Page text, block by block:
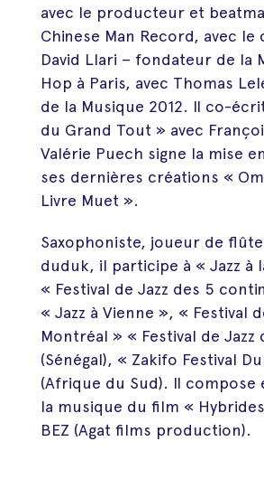
avec le producteur et
Chinese Man Record, avec le
David Llari – fondateur de la
Hop à Paris, avec Thomas
de la Musique 2012. Il co-
du Grand Tout » avec
Valérie Puech signe la mise
ses dernières créations «
Livre Muet ».
Saxophoniste, joueur de
duduk, il participe à « Jazz à
« Festival de Jazz des 5
« Jazz à Vienne », « Festival
Montréal » « Festival de Jazz
(Sénégal), « Zakifo Festival
(Afrique du Sud). Il
la musique du film «
BEZ (Agat films production).